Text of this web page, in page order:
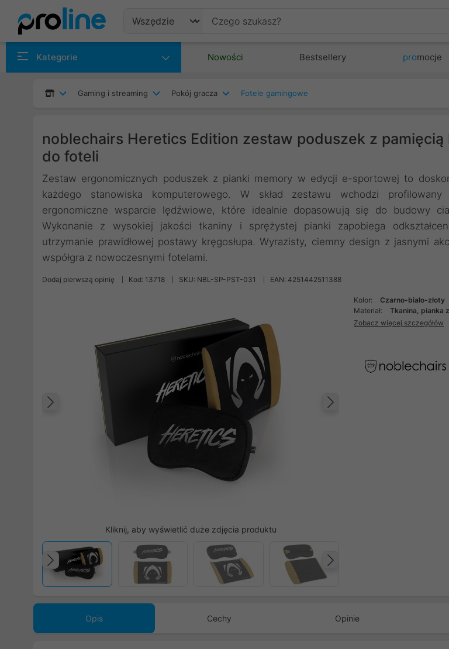
Kategorie Nowości Bestsellery promocje
Gaming i streaming Pokój gracza Fotele gamingowe
noblechairs Heretics Edition zestaw poduszek z pamięcią
do foteli
Zestaw ergonomicznych poduszek z pianki memory w edycji e-sportowej to
każdego stanowiska komputerowego. W skład zestawu wchodzi profilowany
ergonomiczne wsparcie lędźwiowe, które idealnie dopasowują się do budowy
Wykonanie z wysokiej jakości tkaniny i sprężystej pianki zapobiega
utrzymanie prawidłowej postawy kręgosłupa. Wyrazisty, ciemny design z jasnymi
współgra z nowoczesnymi fotelami.
Dodaj pierwszą opinię Kod: 13718 SKU: NBL-SP-PST-031 EAN: 4251442511388
Poprzedni
Kliknij, aby wyświetlić duże zdjęcia produktu
Poprzedni
Kolor:
Czarno-biało-złoty
Materiał:
Tkanina, pianka
Zobacz więcej szczegółów
Opis Cechy Opinie